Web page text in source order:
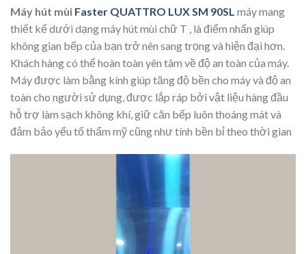
Máy hút mùi Faster QUATTRO LUX SM 90SL máy mang
thiết kế dưới dạng máy hút mùi chữ T , là điểm nhấn giúp
không gian bếp của bạn trở nên sang trọng và hiện đại hơn.
Khách hàng có thể hoàn toàn yên tâm về độ an toàn của máy.
Máy được làm bằng kính giúp tăng độ bền cho máy và độ an
toàn cho người sử dụng, được lắp ráp bởi vật liệu hàng đầu
hỗ trợ làm sạch không khí, giữ căn bếp luôn thoáng mát và
đảm bảo yếu tố thẩm mỹ cũng như tính bền bỉ theo thời gian